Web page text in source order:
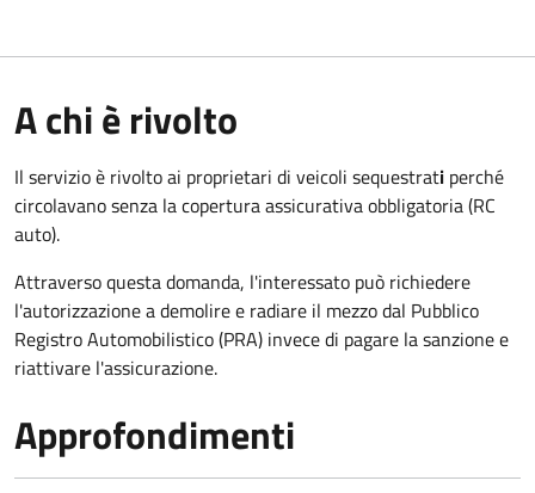
A chi è rivolto
Il servizio è rivolto ai proprietari di veicoli sequestrati perché
circolavano senza la copertura assicurativa obbligatoria (RC
auto).
Attraverso questa domanda, l'interessato può richiedere
l'autorizzazione a demolire e radiare il mezzo dal Pubblico
Registro Automobilistico (PRA) invece di pagare la sanzione e
riattivare l'assicurazione.
Approfondimenti